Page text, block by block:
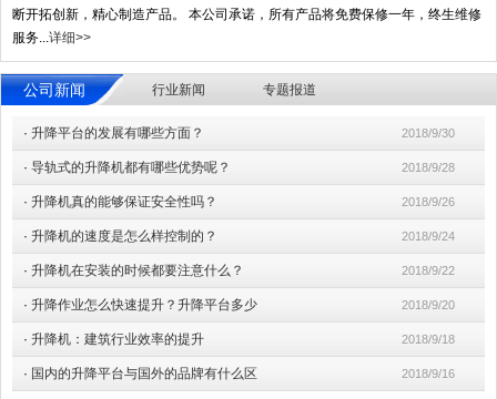
断开拓创新，精心制造产品。 本公司承诺，所有产品将免费保修一年，终生维修
服务...详细>>
公司新闻 行业新闻 专题报道
· 升降平台的发展有哪些方面？ 2018/9/30
· 导轨式的升降机都有哪些优势呢？ 2018/9/28
· 升降机真的能够保证安全性吗？ 2018/9/26
· 升降机的速度是怎么样控制的？ 2018/9/24
· 升降机在安装的时候都要注意什么？ 2018/9/22
· 升降作业怎么快速提升？升降平台多少 2018/9/20
· 升降机：建筑行业效率的提升 2018/9/18
· 国内的升降平台与国外的品牌有什么区 2018/9/16